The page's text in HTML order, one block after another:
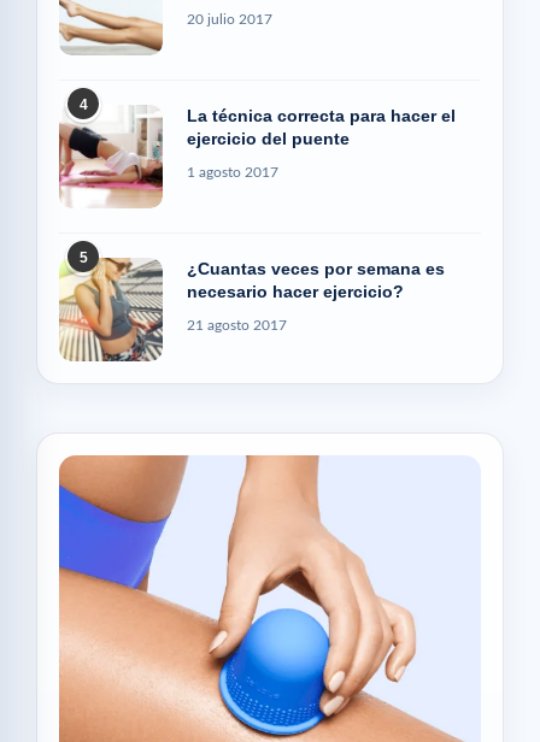
20 julio 2017
4
La técnica correcta para hacer el
ejercicio del puente
1 agosto 2017
5
¿Cuantas veces por semana es
necesario hacer ejercicio?
21 agosto 2017